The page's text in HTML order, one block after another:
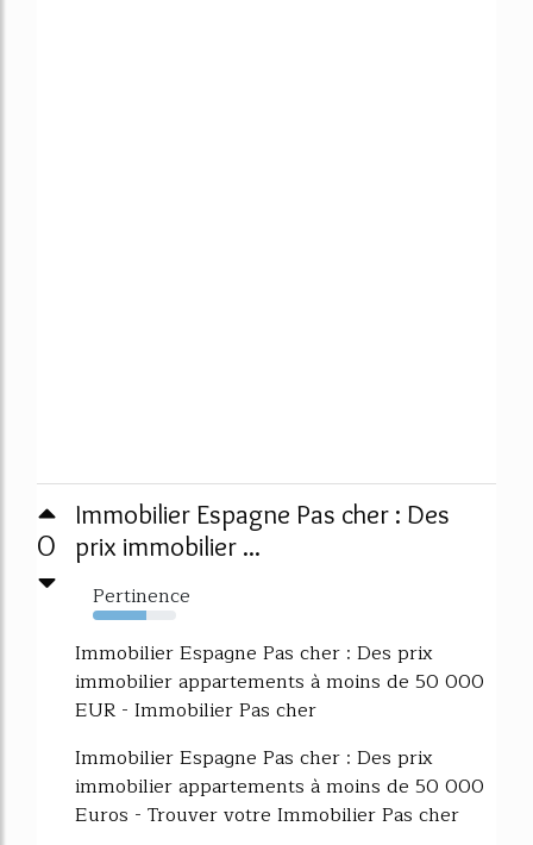
0
Immobilier Espagne Pas cher : Des
prix immobilier ...
Pertinence
64%
Immobilier Espagne Pas cher : Des prix
immobilier appartements à moins de 50 000
EUR - Immobilier Pas cher
Immobilier Espagne Pas cher : Des prix
immobilier appartements à moins de 50 000
Euros - Trouver votre Immobilier Pas cher